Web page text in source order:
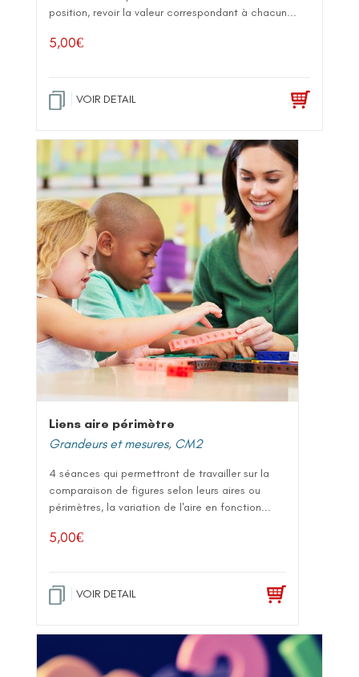
position, revoir la valeur correspondant à chacun...
5,00€
VOIR DETAIL
Liens aire périmètre
Grandeurs et mesures, CM2
4 séances qui permettront de travailler sur la
comparaison de figures selon leurs aires ou
périmètres, la variation de l'aire en fonction...
5,00€
VOIR DETAIL